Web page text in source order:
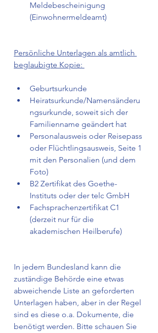
Meldebescheinigung
(Einwohnermeldeamt)
Persönliche Unterlagen als amtlich
beglaubigte Kopie:
Geburtsurkunde
Heiratsurkunde/Namensänderu
ngsurkunde, soweit sich der
Familienname geändert hat
Personalausweis oder Reisepass
oder Flüchtlingsausweis, Seite 1
mit den Personalien (und dem
Foto)
B2 Zertifikat des Goethe-
Instituts oder der telc GmbH
Fachsprachenzertifikat C1
(derzeit nur für die
akademischen Heilberufe)
In jedem Bundesland kann die
zuständige Behörde eine etwas
abweichende Liste an geforderten
Unterlagen haben, aber in der Regel
sind es diese o.a. Dokumente, die
benötigt werden. Bitte schauen Sie